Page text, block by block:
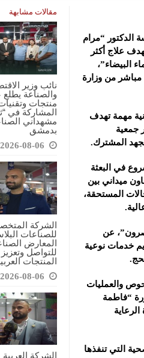
مقالات مشابهة
نائب وزير
والصناعة
منتجات
المشاركة في
بدمشق
2026-08-06
الشركة
للصناعات
المعارض
للتواصل
المنتجات
2026-08-06
الشركة
الدكتور “مرام
علاج أكثر
البيضاء”،
مباشر من وزارة
مهمة تهدف
جمعية
المشترك.
في البعثة
ميداني بين
المستحقة،
عن
خدمات نوعية
والعمليات
“فاطمة
التي تنفذها